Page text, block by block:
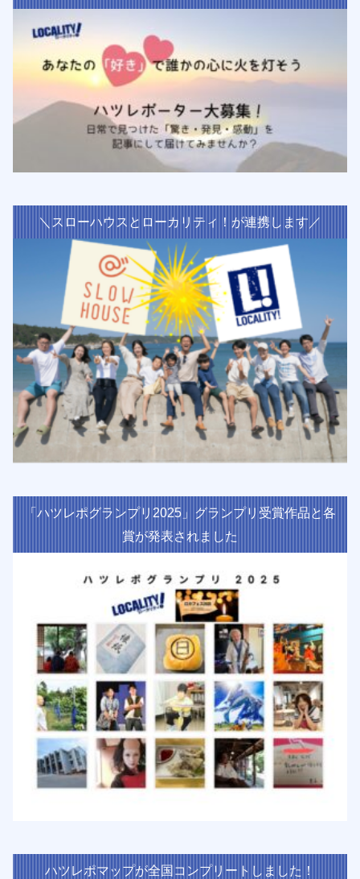
＼スローハウスとローカリティ！が連携します／
「ハツレポグランプリ2025」グランプリ受賞作品と各
賞が発表されました
ハツレポマップが全国コンプリートしました！